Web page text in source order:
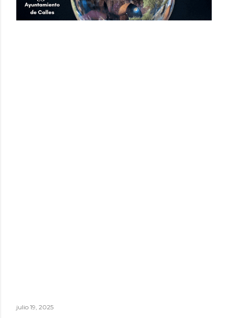
julio 19, 2025